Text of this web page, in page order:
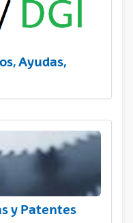
Ayudas,
y Patentes